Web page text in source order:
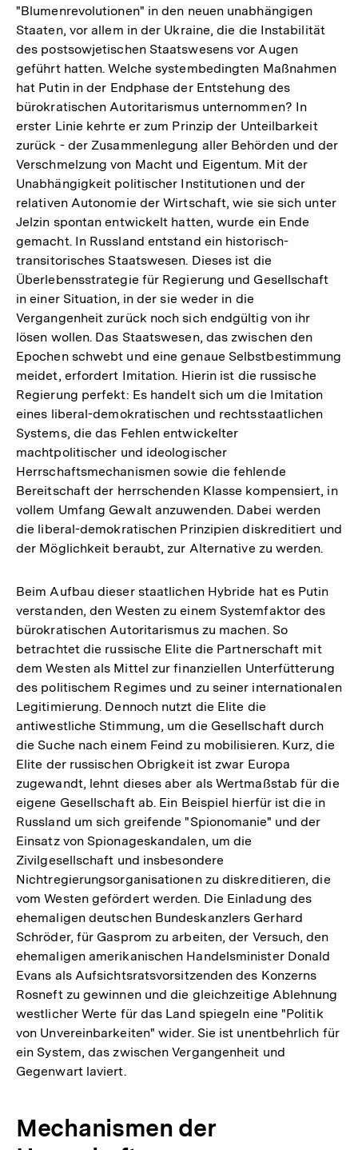
"Blumenrevolutionen" in den neuen unabhängigen
Staaten, vor allem in der Ukraine, die die Instabilität
des postsowjetischen Staatswesens vor Augen
geführt hatten. Welche systembedingten Maßnahmen
hat Putin in der Endphase der Entstehung des
bürokratischen Autoritarismus unternommen? In
erster Linie kehrte er zum Prinzip der Unteilbarkeit
zurück - der Zusammenlegung aller Behörden und der
Verschmelzung von Macht und Eigentum. Mit der
Unabhängigkeit politischer Institutionen und der
relativen Autonomie der Wirtschaft, wie sie sich unter
Jelzin spontan entwickelt hatten, wurde ein Ende
gemacht. In Russland entstand ein historisch-
transitorisches Staatswesen. Dieses ist die
Überlebensstrategie für Regierung und Gesellschaft
in einer Situation, in der sie weder in die
Vergangenheit zurück noch sich endgültig von ihr
lösen wollen. Das Staatswesen, das zwischen den
Epochen schwebt und eine genaue Selbstbestimmung
meidet, erfordert Imitation. Hierin ist die russische
Regierung perfekt: Es handelt sich um die Imitation
eines liberal-demokratischen und rechtsstaatlichen
Systems, die das Fehlen entwickelter
machtpolitischer und ideologischer
Herrschaftsmechanismen sowie die fehlende
Bereitschaft der herrschenden Klasse kompensiert, in
vollem Umfang Gewalt anzuwenden. Dabei werden
die liberal-demokratischen Prinzipien diskreditiert und
der Möglichkeit beraubt, zur Alternative zu werden.
Beim Aufbau dieser staatlichen Hybride hat es Putin
verstanden, den Westen zu einem Systemfaktor des
bürokratischen Autoritarismus zu machen. So
betrachtet die russische Elite die Partnerschaft mit
dem Westen als Mittel zur finanziellen Unterfütterung
des politischem Regimes und zu seiner internationalen
Legitimierung. Dennoch nutzt die Elite die
antiwestliche Stimmung, um die Gesellschaft durch
die Suche nach einem Feind zu mobilisieren. Kurz, die
Elite der russischen Obrigkeit ist zwar Europa
zugewandt, lehnt dieses aber als Wertmaßstab für die
eigene Gesellschaft ab. Ein Beispiel hierfür ist die in
Russland um sich greifende "Spionomanie" und der
Einsatz von Spionageskandalen, um die
Zivilgesellschaft und insbesondere
Nichtregierungsorganisationen zu diskreditieren, die
vom Westen gefördert werden. Die Einladung des
ehemaligen deutschen Bundeskanzlers Gerhard
Schröder, für Gasprom zu arbeiten, der Versuch, den
ehemaligen amerikanischen Handelsminister Donald
Evans als Aufsichtsratsvorsitzenden des Konzerns
Rosneft zu gewinnen und die gleichzeitige Ablehnung
westlicher Werte für das Land spiegeln eine "Politik
von Unvereinbarkeiten" wider. Sie ist unentbehrlich für
ein System, das zwischen Vergangenheit und
Gegenwart laviert.
Mechanismen der